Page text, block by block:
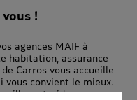
!
agences MAIF à
habitation, assurance
Carros vous accueille
vous convient le mieux.
entraide,